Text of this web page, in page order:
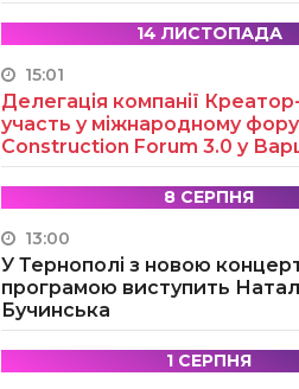
14 ЛИСТОПАДА
15:01
Делегація компанії
участь у міжнародному
Construction Forum 3.0 у
8 СЕРПНЯ
13:00
У Тернополі з новою
програмою виступить
Бучинська
1 СЕРПНЯ